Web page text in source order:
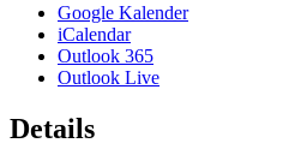
Google Kalender
iCalendar
Outlook 365
Outlook Live
Details